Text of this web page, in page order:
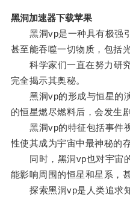
黑洞加速器下载苹果
黑洞vp是一种具有极强引
甚至能吞噬一切物质，包括光
科学家们一直在努力研究
完全揭示其奥秘。
黑洞vp的形成与恒星的演
的恒星燃尽燃料后，会发生
黑洞vp的特征包括事件视
性使其成为宇宙中最神秘的
同时，黑洞vp也对宇宙的
能影响周围的恒星和星系，
探索黑洞vp是人类追求知